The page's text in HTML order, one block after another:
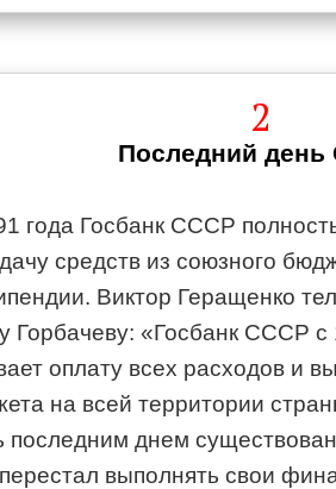
2
Последний
года Госбанк СССР
средств из союзного
Виктор Геращенко
«Госбанк СССР с
оплату всех расходов и
на всей территории
последним днем
выполнять свои